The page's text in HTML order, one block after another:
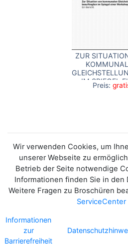
ZUR
IM SPIEGEL
WORKSHOP-
Preis:
Wir verwenden Cookies, um
unserer Webseite zu
Betrieb der Seite notwendige
Informationen finden Sie in
Weitere Fragen zu Broschüren
ServiceCenter
Informationen
zur
Barrierefreiheit